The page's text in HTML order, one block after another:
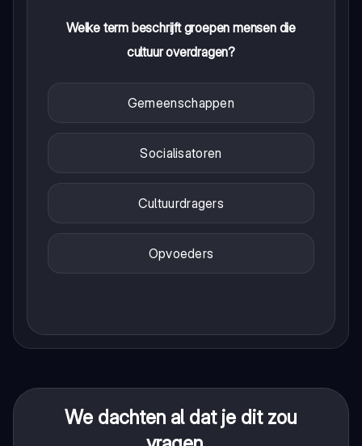
Welke term beschrijft groepen mensen die
cultuur overdragen?
Gemeenschappen
Socialisatoren
Cultuurdragers
Opvoeders
We dachten al dat je dit zou